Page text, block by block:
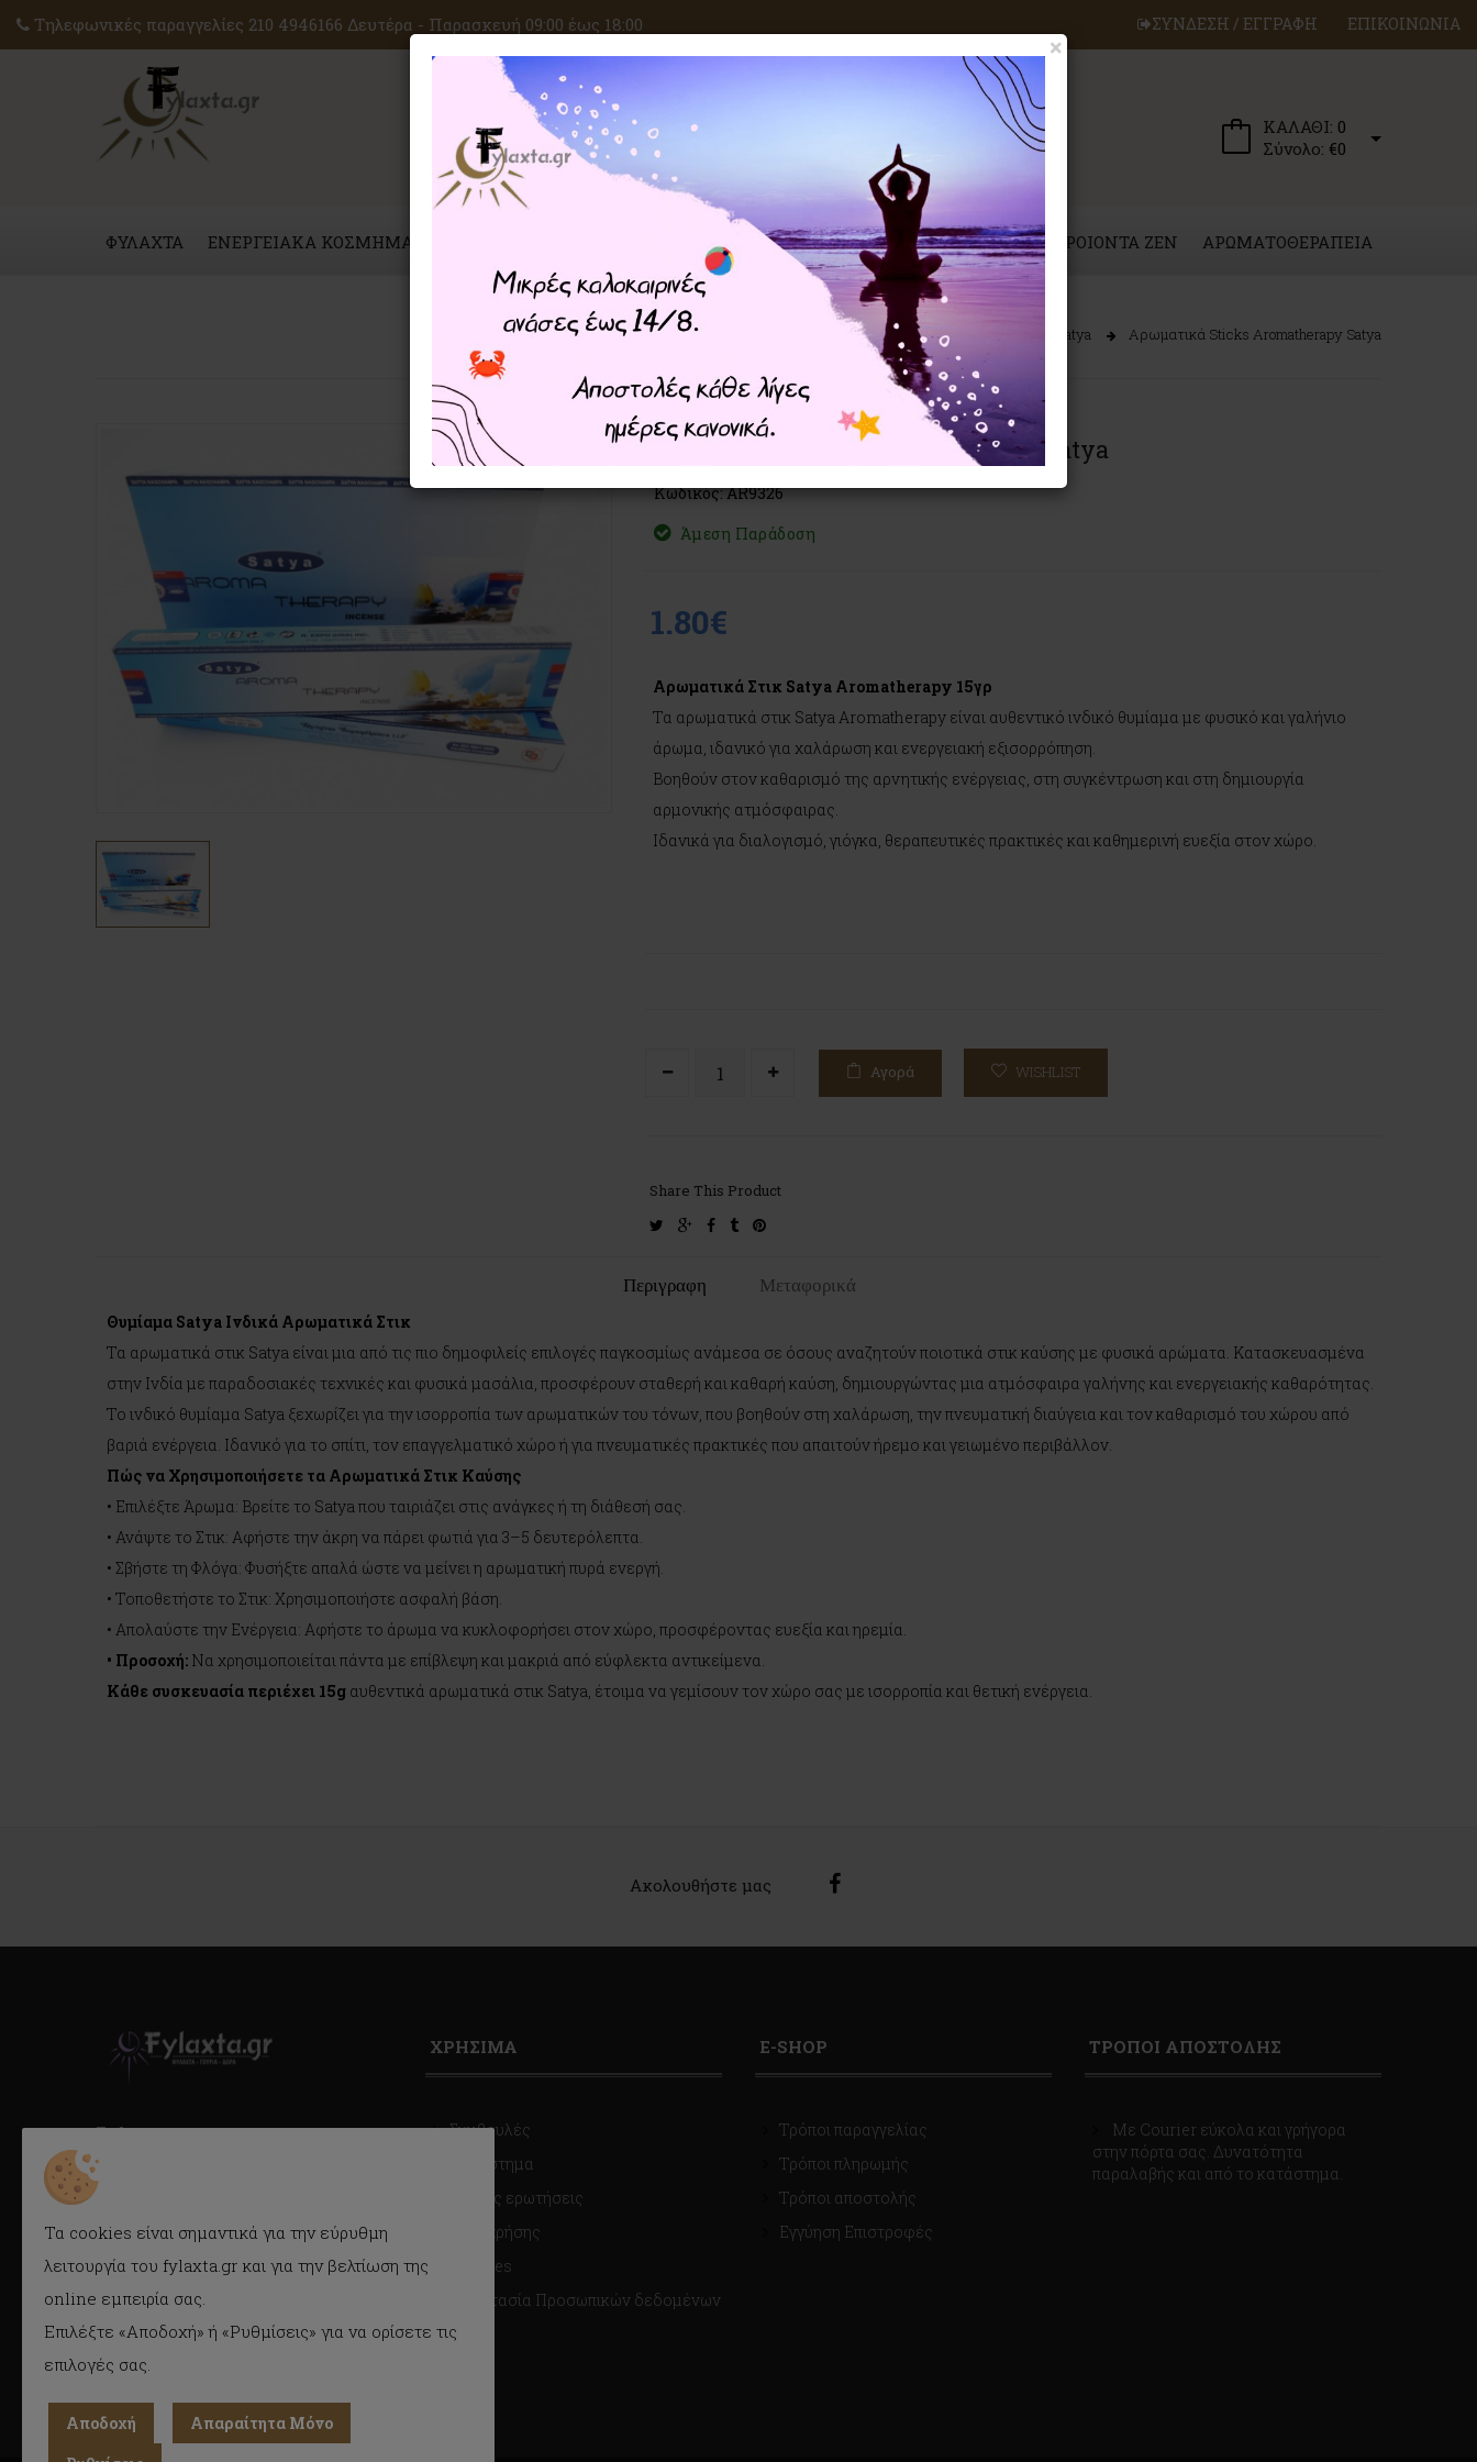
Τηλεφωνικές παραγγελίες 210 4946166 Δευτέρα - Παρασκευή 09:00 έως 18:00 ΣΥΝΔΕΣΗ / ΕΓΓΡΑΦΗ ΕΠΙΚΟΙΝΩΝΙΑ
ΚΑΛΑΘΙ: 0
Σύνολο: €0
ΦΥΛΑΧΤΑ ΕΝΕΡΓΕΙΑΚΑ ΚΟΣΜΗΜΑΤΑ ΚΡΥΣΤΑΛΛΟΘΕΡΑΠΕΙΑ ΜΑΓΙΚΑ ΣΥΝΕΡΓΑ ΠΡΟΙΟΝΤΑ ZEN ΑΡΩΜΑΤΟΘΕΡΑΠΕΙΑ
Home ΑΡΩΜΑΤΟΘΕΡΑΠΕΙΑ Αρωματικά Sticks Satya Αρωματικά Sticks Aromatherapy Satya
Αρωματικά Sticks Aromatherapy Satya
Κωδικός: AR9326
Άμεση Παράδοση
1.80€
Αρωματικά Στικ Satya Aromatherapy 15γρ
Τα αρωματικά στικ Satya Aromatherapy είναι αυθεντικό ινδικό θυμίαμα με φυσικό και γαλήνιο
άρωμα, ιδανικό για χαλάρωση και ενεργειακή εξισορρόπηση.
Βοηθούν στον καθαρισμό της αρνητικής ενέργειας, στη συγκέντρωση και στη δημιουργία
αρμονικής ατμόσφαιρας.
Ιδανικά για διαλογισμό, γιόγκα, θεραπευτικές πρακτικές και καθημερινή ευεξία στον χώρο.
Αγορά WISHLIST
Share This Product
twittergoogle-facebook
tumblrpinterest
Περιγραφη
Μεταφορικά
Θυμίαμα Satya Ινδικά Αρωματικά Στικ
Τα αρωματικά στικ Satya είναι μια από τις πιο δημοφιλείς επιλογές παγκοσμίως ανάμεσα σε όσους αναζητούν ποιοτικά στικ καύσης με φυσικά αρώματα. Κατασκευασμένα
στην Ινδία με παραδοσιακές τεχνικές και φυσικά μασάλια, προσφέρουν σταθερή και καθαρή καύση, δημιουργώντας μια ατμόσφαιρα γαλήνης και ενεργειακής καθαρότητας.
Το ινδικό θυμίαμα Satya ξεχωρίζει για την ισορροπία των αρωματικών του τόνων, που βοηθούν στη χαλάρωση, την πνευματική διαύγεια και τον καθαρισμό του χώρου από
βαριά ενέργεια. Ιδανικό για το σπίτι, τον επαγγελματικό χώρο ή για πνευματικές πρακτικές που απαιτούν ήρεμο και γειωμένο περιβάλλον.
Πώς να Χρησιμοποιήσετε τα Αρωματικά Στικ Καύσης
• Επιλέξτε Άρωμα: Βρείτε το Satya που ταιριάζει στις ανάγκες ή τη διάθεσή σας.
• Ανάψτε το Στικ: Αφήστε την άκρη να πάρει φωτιά για 3–5 δευτερόλεπτα.
• Σβήστε τη Φλόγα: Φυσήξτε απαλά ώστε να μείνει η αρωματική πυρά ενεργή.
• Τοποθετήστε το Στικ: Χρησιμοποιήστε ασφαλή βάση.
• Απολαύστε την Ενέργεια: Αφήστε το άρωμα να κυκλοφορήσει στον χώρο, προσφέροντας ευεξία και ηρεμία.
• Προσοχή: Να χρησιμοποιείται πάντα με επίβλεψη και μακριά από εύφλεκτα αντικείμενα.
Κάθε συσκευασία περιέχει 15g αυθεντικά αρωματικά στικ Satya, έτοιμα να γεμίσουν τον χώρο σας με ισορροπία και θετική ενέργεια.
Ακολουθήστε μας
Fylaxta.gr
E-mail: info@fylaxta.gr
Τηλ./Fax: 2104941483
Κρέμου 116, Καλλιθέα, Αθήνα
ΓΕΜΗ : 056925409000
ΧΡΗΣΙΜΑ
Συμβουλές
Κατάστημα
Συχνές ερωτήσεις
Όροι χρήσης
Cookies
Προστασία Προσωπικών δεδομένων
E-SHOP
Τρόποι παραγγελίας
Τρόποι πληρωμής
Τρόποι αποστολής
Εγγύηση Επιστροφές
ΤΡΟΠΟΙ ΑΠΟΣΤΟΛΗΣ
Με Courier εύκολα και γρήγορα
στην πόρτα σας. Δυνατότητα
παραλαβής και από το κατάστημα.
×
Τα cookies είναι σημαντικά για την εύρυθμη
λειτουργία του fylaxta.gr και για την βελτίωση της
online εμπειρία σας.
Επιλέξτε «Αποδοχή» ή «Ρυθμίσεις» για να ορίσετε τις
επιλογές σας.
Αποδοχή
Απαραίτητα Μόνο